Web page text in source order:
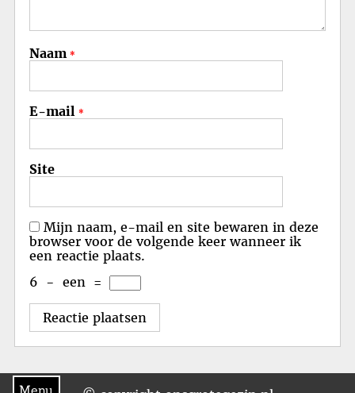
Menu
Naam *
E-mail *
Site
Mijn naam, e-mail en site bewaren in deze
browser voor de volgende keer wanneer ik
een reactie plaats.
6 − een =